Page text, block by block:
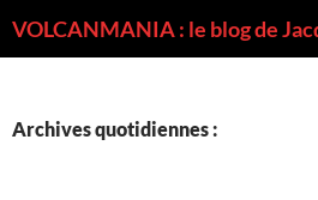
Archives quotidiennes :